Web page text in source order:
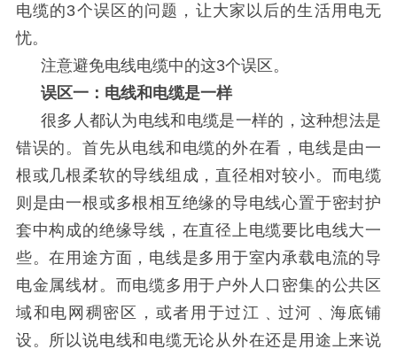
电缆的3个误区的问题，让大家以后的生活用电无
忧。
注意避免电线电缆中的这3个误区。
误区一：电线和电缆是一样
很多人都认为电线和电缆是一样的，这种想法是
错误的。首先从电线和电缆的外在看，电线是由一
根或几根柔软的导线组成，直径相对较小。而电缆
则是由一根或多根相互绝缘的导电线心置于密封护
套中构成的绝缘导线，在直径上电缆要比电线大一
些。在用途方面，电线是多用于室内承载电流的导
电金属线材。而电缆多用于户外人口密集的公共区
域和电网稠密区，或者用于过江﹑过河﹑海底铺
设。所以说电线和电缆无论从外在还是用途上来说